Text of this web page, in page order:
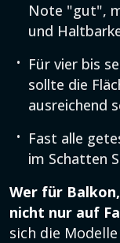
Note "gut",
und
Für vier bis
sollte die
ausreichend
Fast alle
im Schatten
Wer für
nicht nur auf
sich die